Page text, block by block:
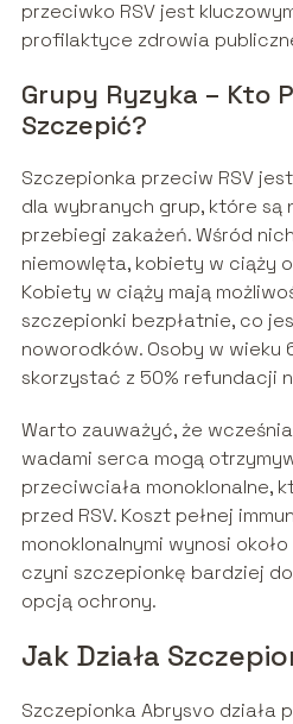
przeciwko RSV jest
profilaktyce zdrowia
Grupy Ryzyka – Kto
Szczepić?
Szczepionka przeciw RSV
dla wybranych grup, które są
przebiegi zakażeń. Wśród
niemowlęta, kobiety w ciąży
Kobiety w ciąży mają
szczepionki bezpłatnie, co
noworodków. Osoby w wieku
skorzystać z 50% refundacji
Warto zauważyć, że
wadami serca mogą
przeciwciała monoklonalne,
przed RSV. Koszt pełnej
monoklonalnymi wynosi
czyni szczepionkę bardziej
opcją ochrony.
Jak Działa
Szczepionka Abrysvo działa